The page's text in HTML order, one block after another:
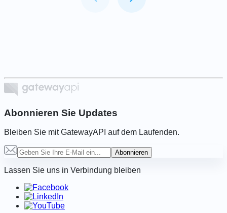
Abonnieren Sie Updates
Bleiben Sie mit GatewayAPI auf dem Laufenden.
Abonnieren
Lassen Sie uns in Verbindung bleiben